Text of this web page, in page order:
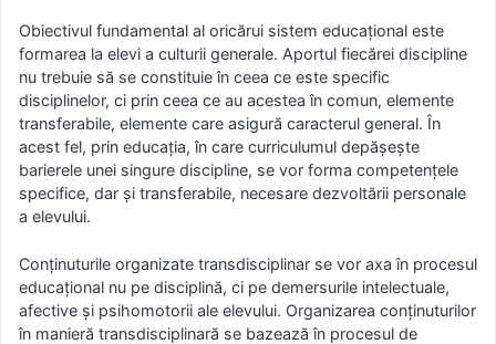
Obiectivul fundamental al oricărui sistem educaţional este
formarea la elevi a culturii generale. Aportul fiecărei discipline
nu trebuie să se constituie în ceea ce este specific
disciplinelor, ci prin ceea ce au acestea în comun, elemente
transferabile, elemente care asigură caracterul general. În
acest fel, prin educaţia, în care curriculumul depăşeşte
barierele unei singure discipline, se vor forma competenţele
specifice, dar şi transferabile, necesare dezvoltării personale
a elevului.
Conţinuturile organizate transdisciplinar se vor axa în procesul
educațional nu pe disciplină, ci pe demersurile intelectuale,
afective şi psihomotorii ale elevului. Organizarea conţinuturilor
în manieră transdisciplinară se bazează în procesul de